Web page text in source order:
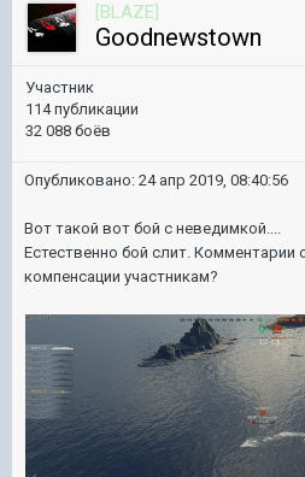
[BLAZE]
Goodnewstown
Участник
114 публикации
32 088 боёв
Опубликовано: 24 апр 2019, 08:40:56
Вот такой вот бой с неведимкой....
Естественно бой слит.
компенсации участникам?